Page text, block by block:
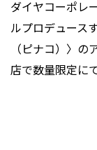
ダイヤコーポレ
ルプロデュース
（ピナコ）〉
店で数量限定に